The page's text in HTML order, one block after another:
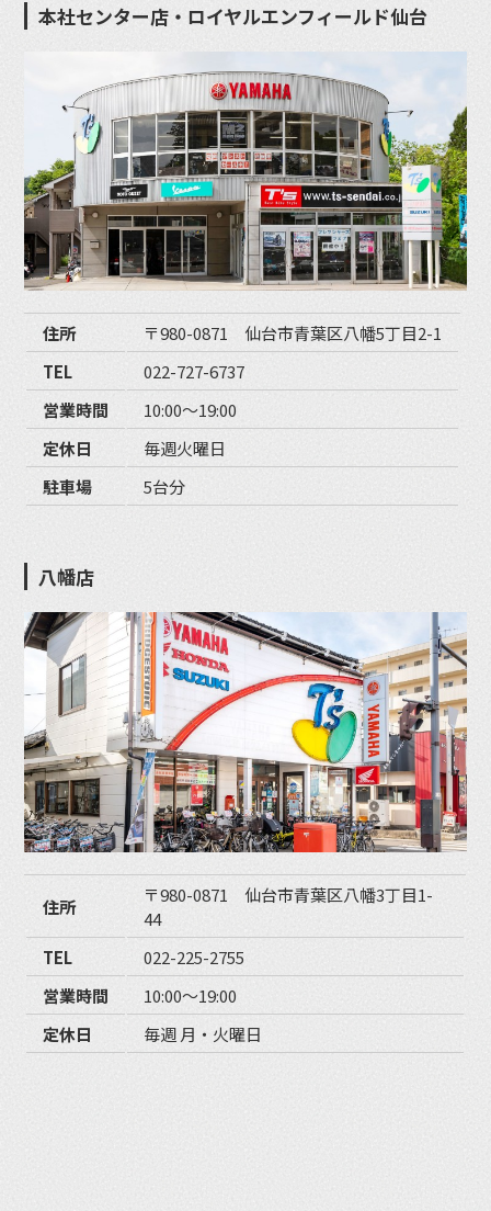
本社センター店・ロイヤルエンフィールド仙台
住所
〒980-0871 仙台市青葉区八幡5丁目2-1
TEL
022-727-6737
営業時間
10:00〜19:00
定休日
毎週火曜日
駐車場
5台分
八幡店
住所
〒980-0871 仙台市青葉区八幡3丁目1-
44
TEL
022-225-2755
営業時間
10:00〜19:00
定休日
毎週 月・火曜日